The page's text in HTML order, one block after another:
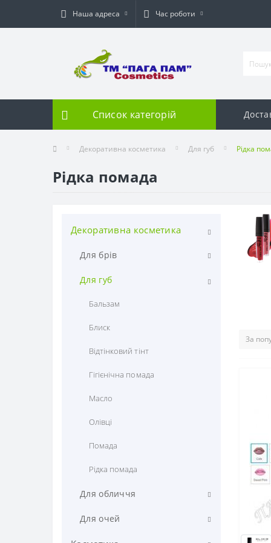
Наша адреса Час роботи
Список категорій
Декоративна косметика Для губ Рідка
Рідка помада
Декоративна косметика
Для брів
Олівець
Для губ
Бальзам
Блиск
Відтінковий тінт
Гігієнічна помада
Масло
Олівці
Помада
Рідка помада
Для обличчя
Демакіяж
Для очей